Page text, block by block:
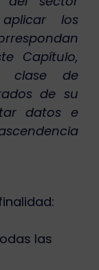
los
Capítulo,
clase de
de su
datos e
las